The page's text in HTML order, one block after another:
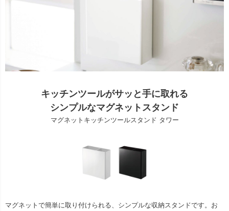
キッチンツールがサッと手に取れる
シンプルなマグネットスタンド
マグネットキッチンツールスタンド タワー
マグネットで簡単に取り付けられる、シンプルな収納スタンドです。お